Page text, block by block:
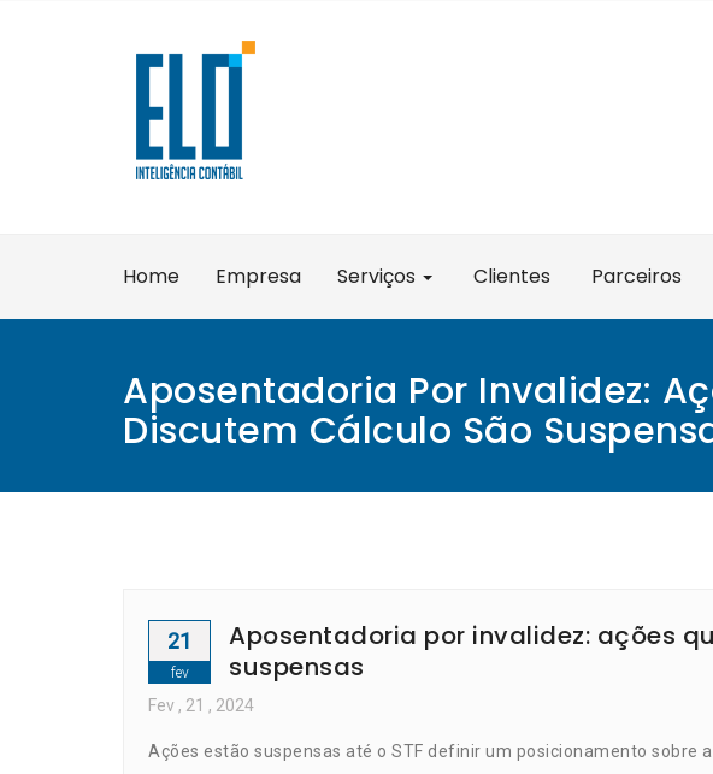
Home Empresa Serviços Clientes Parceiros
Aposentadoria Por Invalidez:
Discutem Cálculo São
21
fev
Aposentadoria por invalidez: ações
suspensas
Fev , 21 , 2024
Ações estão suspensas até o STF definir um posicionamento sobre